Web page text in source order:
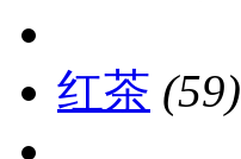
红茶 (59)